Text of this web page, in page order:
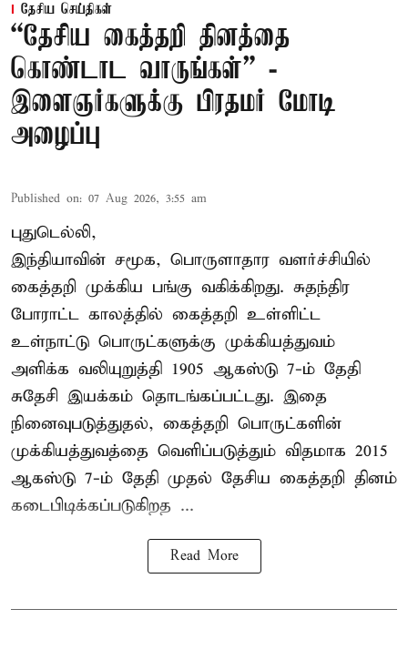
தேசிய செய்திகள்
“தேசிய கைத்தறி தினத்தை
கொண்டாட வாருங்கள்” -
இளைஞர்களுக்கு பிரதமர் மோடி
அழைப்பு
Published on: 07 Aug 2026, 3:55 am
புதுடெல்லி,
இந்தியாவின் சமூக, பொருளாதார வளர்ச்சியில்
கைத்தறி முக்கிய பங்கு வகிக்கிறது. சுதந்திர
போராட்ட காலத்தில் கைத்தறி உள்ளிட்ட
உள்நாட்டு பொருட்களுக்கு முக்கியத்துவம்
அளிக்க வலியுறுத்தி 1905 ஆகஸ்டு 7-ம் தேதி
சுதேசி இயக்கம் தொடங்கப்பட்டது. இதை
நினைவுபடுத்துதல், கைத்தறி பொருட்களின்
முக்கியத்துவத்தை வெளிப்படுத்தும் விதமாக 2015
ஆகஸ்டு 7-ம் தேதி முதல் தேசிய கைத்தறி தினம்
கடைபிடிக்கப்படுகிறத ...
Read More